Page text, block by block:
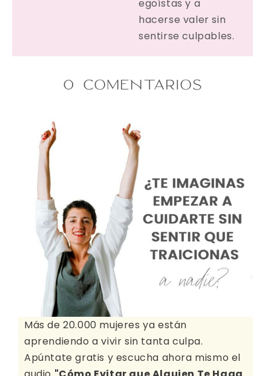
egoístas y a
hacerse valer sin
sentirse culpables.
0 COMENTARIOS
Más de 20.000 mujeres ya están
aprendiendo a vivir sin tanta culpa.
Apúntate gratis y escucha ahora mismo el